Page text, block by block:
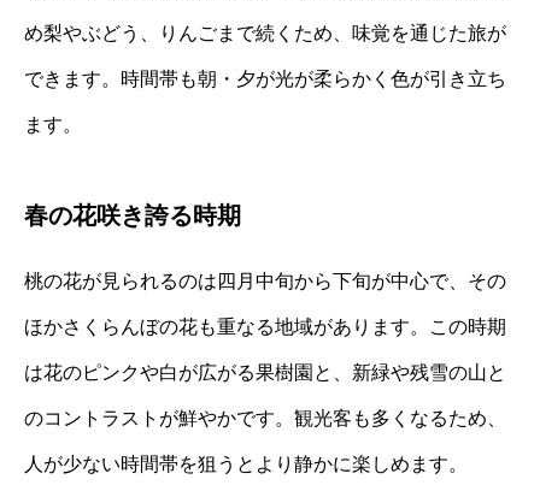
め梨やぶどう、りんごまで続くため、味覚を通じた旅が
できます。時間帯も朝・夕が光が柔らかく色が引き立ち
ます。
春の花咲き誇る時期
桃の花が見られるのは四月中旬から下旬が中心で、その
ほかさくらんぼの花も重なる地域があります。この時期
は花のピンクや白が広がる果樹園と、新緑や残雪の山と
のコントラストが鮮やかです。観光客も多くなるため、
人が少ない時間帯を狙うとより静かに楽しめます。